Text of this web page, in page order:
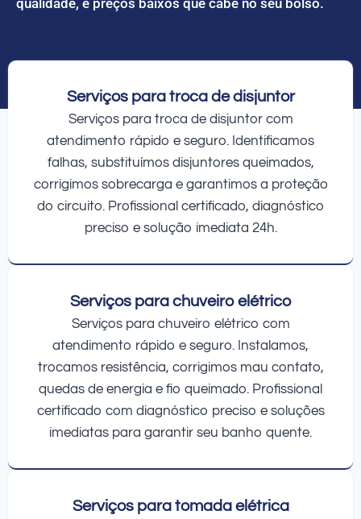
Serviços para troca de disjuntor
Serviços para troca de disjuntor com
atendimento rápido e seguro. Identificamos
falhas, substituímos disjuntores queimados,
corrigimos sobrecarga e garantimos a proteção
do circuito. Profissional certificado, diagnóstico
preciso e solução imediata 24h.
Serviços para chuveiro elétrico
Serviços para chuveiro elétrico com
atendimento rápido e seguro. Instalamos,
trocamos resistência, corrigimos mau contato,
quedas de energia e fio queimado. Profissional
certificado com diagnóstico preciso e soluções
imediatas para garantir seu banho quente.
Serviços para tomada elétrica